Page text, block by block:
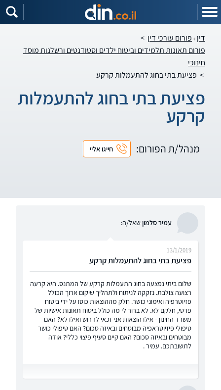
דין פורום עורכי דין >
פורום תאונות תלמידים וביטוח ילדים וסטודנטים ורשלנות מוסד
חינוכי
> פציעת בתי בחוג להתעמלות קרקע
פציעת בתי בחוג להתעמלות
קרקע
מנהל/ת הפורום: חייגו אליי
עמיר סלמוןשאל/ה:
פציעת בתי בחוג להתעמלות קרקע
13/1/2019
שלום ביתי נפצעה בחוג התעמלות קרקע של המתנס. היא קרעה
רצועה צולבת. נזקקה לניתוח ולתהליך שיקום ארוך הכולל
פזיוטרפיה ואימוני כושר. חלק מההוצאות כוסו על ידי ביטוח
פרטי, חלקם לא. לא ברור לי מה כולל ביטוח תאונות אישיות של
משרד החינוך- אילו הוצאות אני זכאי לדרוש ואילו לא? האם
טיפולי פיזיוטראפיה מבוטחים ובאיזה סכום? האם טיפולי כושר
מבוטחים ובאיזה סכום? האם קיים סעיף פיצוי כללי? אודה
לתשובתכם. עמיר .